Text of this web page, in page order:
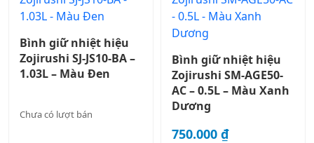
Bình giữ nhiệt hiệu
Zojirushi SJ-JS10-BA –
1.03L – Màu Đen
Chưa có lượt bán
Bình giữ nhiệt hiệu
Zojirushi SM-AGE50-
AC – 0.5L – Màu Xanh
Dương
750.000 ₫